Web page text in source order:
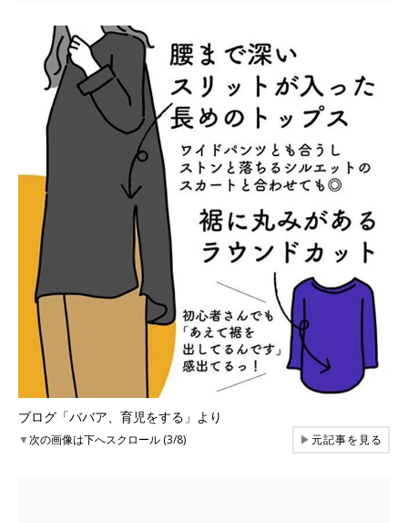
ブログ「ババア、育児をする」より
▼次の画像は下へスクロール (3/8) ▶元記事を見る